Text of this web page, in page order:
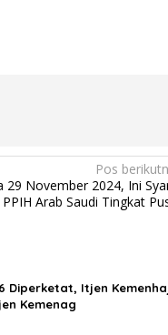
Pos
29 November 2024, Ini
Arab Saudi Tingkat
Diperketat, Itjen
Kemenag